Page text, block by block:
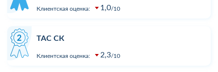
Клиентская оценка: 1,0 10
ТАС СК
Клиентская оценка: 2,3 10